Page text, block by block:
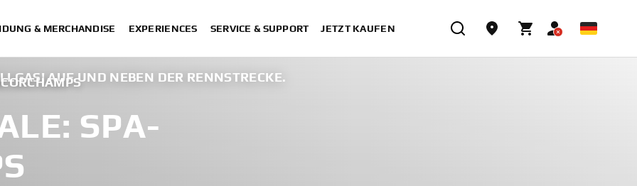
& MERCHANDISE EXPERIENCES SERVICE & SUPPORT JETZT KAUFEN
AUF UND NEBEN DER RENNSTRECKE.
SPA-